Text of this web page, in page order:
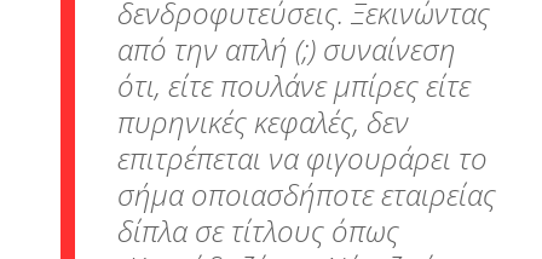
δενδροφυτεύσεις. Ξεκινώντας
από την απλή (;) συναίνεση
ότι, είτε πουλάνε μπίρες είτε
πυρηνικές κεφαλές, δεν
επιτρέπεται να φιγουράρει το
σήμα οποιασδήποτε εταιρείας
δίπλα σε τίτλους όπως